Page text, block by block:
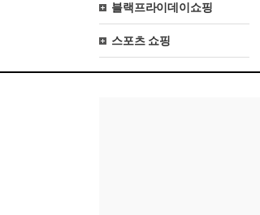
블랙프라이데이쇼핑
스포츠 쇼핑